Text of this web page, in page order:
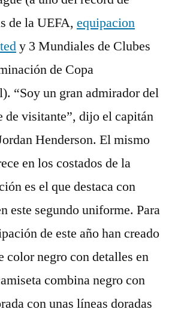
de la UEFA, equipacion
y 3 Mundiales de Clubes
de Copa
“Soy un gran admirador del
de visitante”, dijo el capitán
Henderson. El mismo
en los costados de la
es el que destaca con
este segundo uniforme. Para
de este año han creado
color negro con detalles en
combina negro con
con unas líneas doradas